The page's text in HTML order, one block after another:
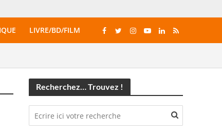
LIVRE/BD/FILM
Recherchez… Trouvez !